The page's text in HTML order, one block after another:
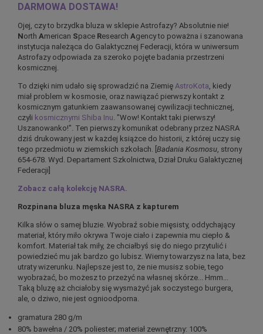
DARMOWA DOSTAWA!
Ojej, czy to brzydka bluza w sklepie Astrofazy? Absolutnie nie!
North American Space Research Agency to poważna i szanowana
instytucja należąca do Galaktycznej Federacji, która w uniwersum
Astrofazy odpowiada za szeroko pojęte badania przestrzeni
kosmicznej.
To dzięki nim udało się sprowadzić na Ziemię AstroKota , kiedy
miał problem w kosmosie, oraz nawiązać pierwszy kontakt z
kosmicznym gatunkiem zaawansowanej cywilizacji technicznej,
czyli kosmicznymi Shiba Inu . "Wow! Kontakt taki pierwszy!
Uszanowanko!". Ten pierwszy komunikat odebrany przez NASRA
dziś drukowany jest w każdej książce do historii, z której uczy się
tego przedmiotu w ziemskich szkołach. [ Badania Kosmosu, strony
654-678. Wyd. Departament Szkolnictwa, Dział Druku Galaktycznej
Federacji]
Zobacz całą kolekcję NASRA.
Rozpinana bluza męska NASRA z kapturem
Kilka słów o samej bluzie. Wyobraź sobie mięsisty, oddychający
materiał, który miło okrywa Twoje ciało i zapewnia mu ciepło &
komfort. Materiał tak miły, że chciałbyś się do niego przytulić i
powiedzieć mu jak bardzo go lubisz. Wierny towarzysz na lata, bez
utraty wizerunku. Najlepsze jest to, że nie musisz sobie, tego
wyobrażać, bo możesz to przeżyć na własnej skórze... Hmm...
Taką bluzę aż chciałoby się wysmażyć jak soczystego burgera,
ale, o dziwo, nie jest ognioodporna.
gramatura 280 g/m
80% bawełna / 20% poliester; materiał zewnętrzny: 100%